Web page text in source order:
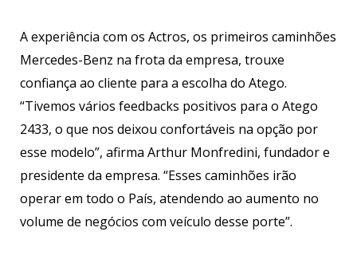
A experiência com os Actros, os primeiros caminhões
Mercedes-Benz na frota da empresa, trouxe
confiança ao cliente para a escolha do Atego.
“Tivemos vários feedbacks positivos para o Atego
2433, o que nos deixou confortáveis na opção por
esse modelo”, afirma Arthur Monfredini, fundador e
presidente da empresa. “Esses caminhões irão
operar em todo o País, atendendo ao aumento no
volume de negócios com veículo desse porte”.